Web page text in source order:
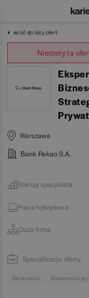
wróć do listy ofert
Niestety ta
Warszawa
Bank Pekao S.A.
Starszy specjalista
Praca hybrydowa
Duża firma
Specjalizacje oferty
Bankowość Bankowość